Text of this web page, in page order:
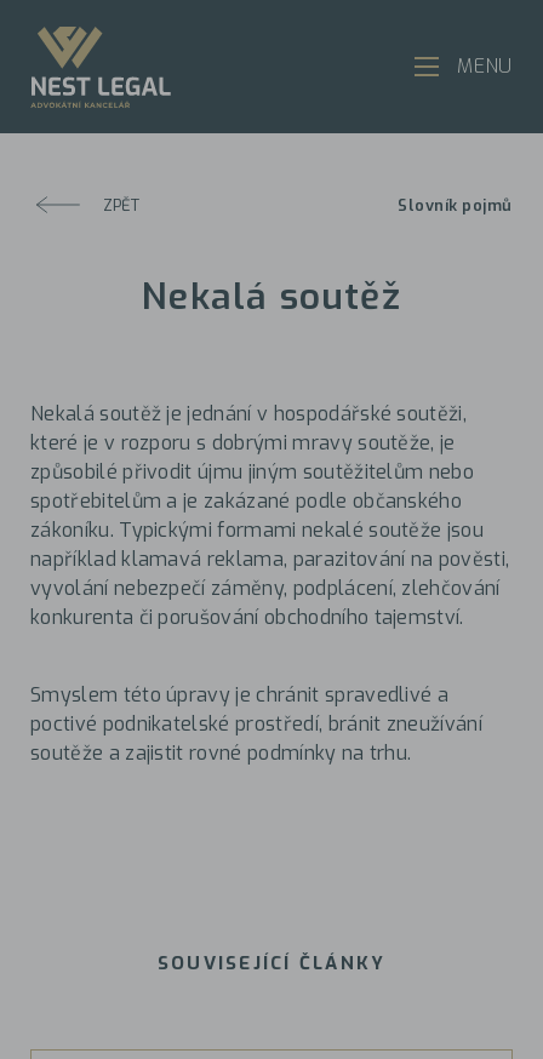
ZPĚT Slovník pojmů
Nekalá soutěž
Nekalá soutěž je jednání v hospodářské soutěži,
které je v rozporu s dobrými mravy soutěže, je
způsobilé přivodit újmu jiným soutěžitelům nebo
spotřebitelům a je zakázané podle občanského
zákoníku. Typickými formami nekalé soutěže jsou
například klamavá reklama, parazitování na pověsti,
vyvolání nebezpečí záměny, podplácení, zlehčování
konkurenta či porušování obchodního tajemství.
Smyslem této úpravy je chránit spravedlivé a
poctivé podnikatelské prostředí, bránit zneužívání
soutěže a zajistit rovné podmínky na trhu.
SOUVISEJÍCÍ ČLÁNKY
MENU